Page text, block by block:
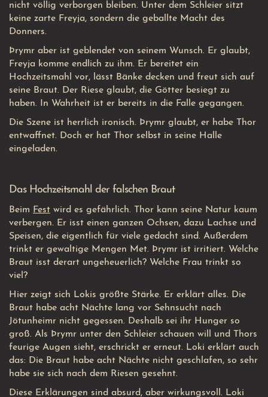
nicht völlig verborgen bleiben. Unter dem Schleier sitzt
keine zarte Freyja, sondern die geballte Macht des
Donners.
Þrymr aber ist geblendet von seinem Wunsch. Er glaubt,
Freyja komme endlich zu ihm. Er bereitet ein
Hochzeitsmahl vor, lässt Bänke decken und freut sich auf
seine Braut. Der Riese glaubt, die Götter besiegt zu
haben. In Wahrheit ist er bereits in die Falle gegangen.
Die Szene ist herrlich ironisch. Þrymr glaubt, er habe Thor
entwaffnet. Doch er hat Thor selbst in seine Halle
eingeladen.
Das Hochzeitsmahl der falschen Braut
Beim Fest wird es gefährlich. Thor kann seine Natur kaum
verbergen. Er isst einen ganzen Ochsen, dazu Lachse und
Speisen, die eigentlich für viele gedacht sind. Außerdem
trinkt er gewaltige Mengen Met. Þrymr ist irritiert. Welche
Braut isst derart ungeheuerlich? Welche Frau trinkt so
viel?
Hier zeigt sich Lokis größte Stärke. Er erklärt alles. Die
Braut habe acht Nächte lang vor Sehnsucht nach
Jötunheimr nicht gegessen. Deshalb sei ihr Hunger so
groß. Als Þrymr unter den Schleier schauen will und Thors
feurige Augen sieht, erschrickt er erneut. Loki erklärt auch
das: Die Braut habe acht Nächte nicht geschlafen, so sehr
habe sie sich nach dem Riesen gesehnt.
Diese Erklärungen sind absurd, aber wirkungsvoll. Loki